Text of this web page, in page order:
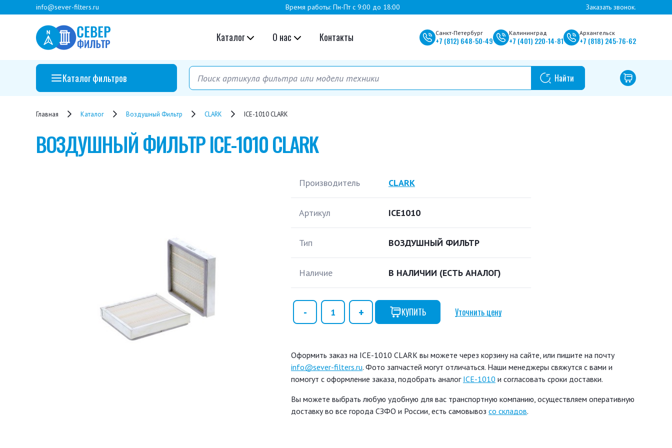
info@sever-filters.ru Время работы: Пн-Пт с 9:00 до 18:00 Заказать звонок.
Каталог О нас Контакты Санкт-Петербург
+7 (812) 648-50-49
Калининград
+7 (401) 220-14-81
Архангельск
+7 (818) 245-76-62
Каталог фильтров
Главная Каталог Воздушный Фильтр CLARK ICE-1010 CLARK
ВОЗДУШНЫЙ ФИЛЬТРICE-1010 CLARK
Производитель CLARK
Артикул ICE1010
Тип ВОЗДУШНЫЙ ФИЛЬТР
Наличие В НАЛИЧИИ (ЕСТЬ АНАЛОГ)
КУПИТЬ Уточнить цену
Оформить заказ на ICE-1010 CLARK вы можете через корзину на сайте, или пишите на почту
info@sever-filters.ru. Фото запчастей могут отличаться. Наши менеджеры свяжутся с вами и
помогут с оформление заказа, подобрать аналог ICE-1010 и согласовать сроки доставки.
Вы можете выбрать любую удобную для вас транспортную компанию, осуществляем оперативную
доставку во все города СЗФО и России, есть самовывоз со складов.